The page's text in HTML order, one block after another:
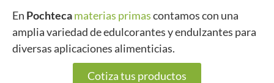
En Pochtecamaterias primascontamos con una
amplia variedad de edulcorantes y endulzantes para
diversas aplicaciones alimenticias.
Cotiza tus productos